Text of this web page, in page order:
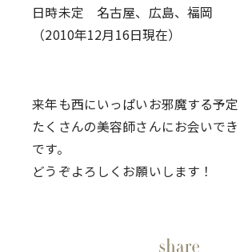
日時未定 名古屋、広島、福岡
（2010年12月16日現在）
来年も西にいっぱいお邪魔する予定
たくさんの美容師さんにお会いで
です。
どうぞよろしくお願いします！